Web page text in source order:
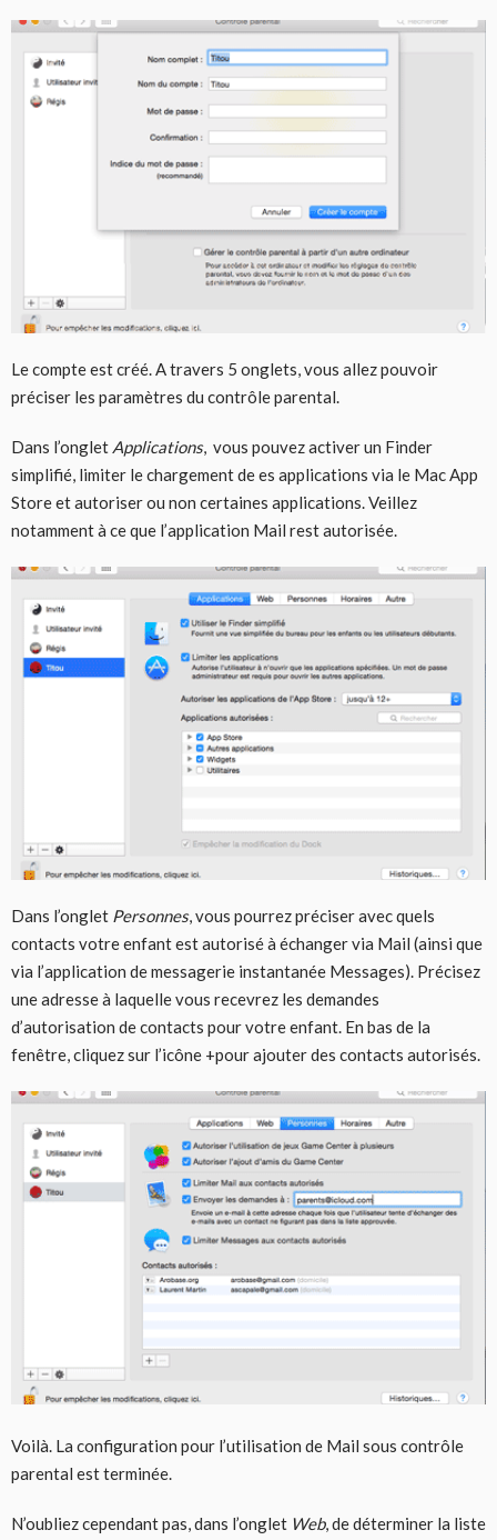
Le compte est créé. A travers 5 onglets, vous allez pouvoir
préciser les paramètres du contrôle parental.
Dans l’onglet Applications, vous pouvez activer un Finder
simplifié, limiter le chargement de es applications via le Mac App
Store et autoriser ou non certaines applications. Veillez
notamment à ce que l’application Mail rest autorisée.
Dans l’onglet Personnes, vous pourrez préciser avec quels
contacts votre enfant est autorisé à échanger via Mail (ainsi que
via l’application de messagerie instantanée Messages). Précisez
une adresse à laquelle vous recevrez les demandes
d’autorisation de contacts pour votre enfant. En bas de la
fenêtre, cliquez sur l’icône +pour ajouter des contacts autorisés.
Voilà. La configuration pour l’utilisation de Mail sous contrôle
parental est terminée.
N’oubliez cependant pas, dans l’onglet Web, de déterminer la liste